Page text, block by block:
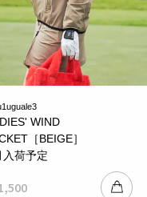
WIND
［BEIGE］
入荷予定